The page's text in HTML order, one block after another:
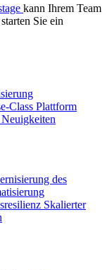
kann Ihrem Team
Sie ein
Class Plattform
Neuigkeiten
des
Skalierter